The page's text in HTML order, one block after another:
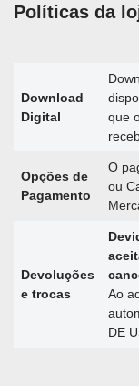
Políticas da
Download
Digital
que
Opções de
Pagamento
O
ou
Devoluções
e trocas
Ao
DE